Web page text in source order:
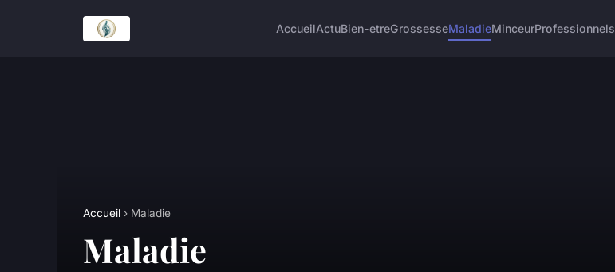
AccueilActuBien-etreGrossesseMaladieMinceurProfessionnels
Accueil › Maladie
Maladie